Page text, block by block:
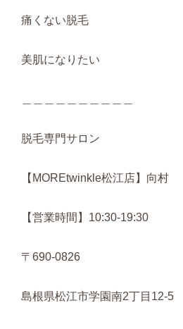
痛くない脱毛
美肌になりたい
脱毛専門サロン
【MOREtwinkle松江店】向村
【営業時間】10:30-19:30
〒690-0826
島根県松江市学園南2丁目12-5